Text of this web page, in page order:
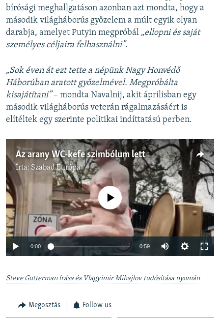
bírósági meghallgatáson azonban azt mondta, hogy a
második világháborús győzelem a múlt egyik olyan
darabja, amelyet Putyin megpróbál „​ellopni és saját
személyes céljaira felhasználni”.
„Sok éven át ezt tette a népünk Nagy Honvédő
Háborúban aratott győzelmével. Megpróbálta
kisajátítani”– mondta Navalnij, akit áprilisban egy
második világháborús veterán rágalmazásáért is
elítéltek egy szerinte politikai indíttatású perben.
Az arany WC-kefe szimbólum lett
Írta: Szabad Európa
720p 1080p
Jelenleg nincs elérhető tartalom
0:00 0:59
360p
Steve Gutterman írása és Vlagyimir Mihajlov tudósítása nyomán
Megosztás Follow us